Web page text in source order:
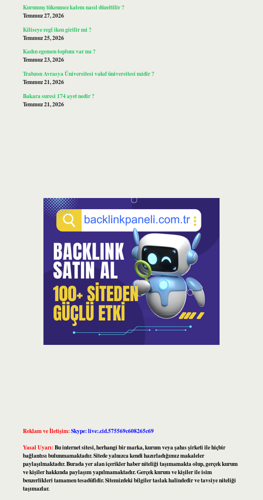
Kurumuş tükenmez kalem nasıl düzeltilir ?
Temmuz 27, 2026
Kiliseye regl iken girilir mi ?
Temmuz 25, 2026
Kadın egemen toplum var mı ?
Temmuz 23, 2026
Trabzon Avrasya Üniversitesi vakıf üniversitesi midir ?
Temmuz 21, 2026
Bakara suresi 174 ayet nedir ?
Temmuz 21, 2026
Reklam ve İletişim:Skype: live:.cid.575569c608265c69
Yasal Uyarı:Bu internet sitesi, herhangi bir marka, kurum veya şahıs şirketi ile hiçbir
bağlantısı bulunmamaktadır. Sitede yalnızca kendi hazırladığımız makaleler
paylaşılmaktadır. Burada yer alan içerikler haber niteliği taşımamakta olup, gerçek kurum
ve kişiler hakkında paylaşım yapılmamaktadır. Gerçek kurum ve kişiler ile isim
benzerlikleri tamamen tesadüfidir. Sitemizdeki bilgiler taslak halindedir ve tavsiye niteliği
taşımazlar.